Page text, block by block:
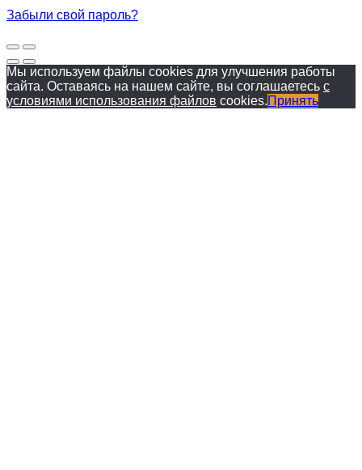
Забыли свой пароль?
Мы используем файлы cookies для улучшения работы
сайта. Оставаясь на нашем сайте, вы соглашаетесь с
условиями использования файлов cookies.Принять